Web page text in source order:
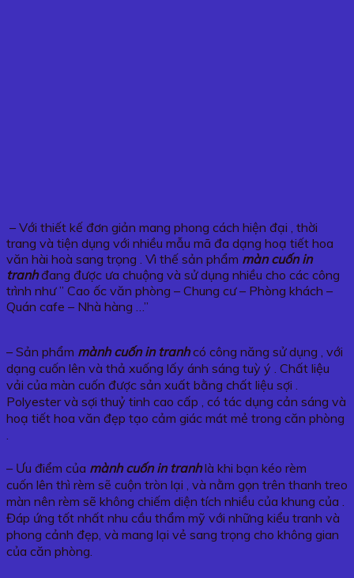
– Với thiết kế đơn giản mang phong cách hiện đại , thời
trang và tiện dụng với nhiều mẫu mã đa dạng hoạ tiết hoa
văn hài hoà sang trọng . Vì thế sản phẩm màn cuốn in
tranhđang được ưa chuộng và sử dụng nhiều cho các công
trình như ” Cao ốc văn phòng – Chung cư – Phòng khách –
Quán cafe – Nhà hàng …”
– Sản phẩm mành cuốn in tranhcó công năng sử dụng , với
dạng cuốn lên và thả xuống lấy ánh sáng tuỳ ý . Chất liệu
vải của màn cuốn được sản xuất bằng chất liệu sợi .
Polyester và sợi thuỷ tinh cao cấp , có tác dụng cản sáng và
hoạ tiết hoa văn đẹp tạo cảm giác mát mẻ trong căn phòng
– Ưu điểm của mành cuốn in tranhlà khi bạn kéo rèm
cuốn lên thì rèm sẽ cuộn tròn lại , và nằm gọn trên thanh treo
màn nên rèm sẽ không chiếm diện tích nhiều của khung của .
Đáp ứng tốt nhất nhu cầu thẩm mỹ với những kiểu tranh và
phong cảnh đẹp, và mang lại vẻ sang trọng cho không gian
của căn phòng.